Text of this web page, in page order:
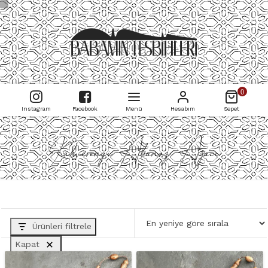
Instagram Facebook Menü Hesabım
0
Sepet
Kahverengi Abanoz Ağacı
Ürünleri filtrele
Kapat
HAMMADDE